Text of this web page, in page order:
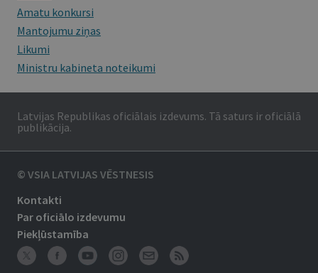
Amatu konkursi
Mantojumu ziņas
Likumi
Ministru kabineta noteikumi
Latvijas Republikas oficiālais izdevums. Tā saturs ir oficiālā
publikācija.
© VSIA LATVIJAS VĒSTNESIS
Kontakti
Par oficiālo izdevumu
Piekļūstamība